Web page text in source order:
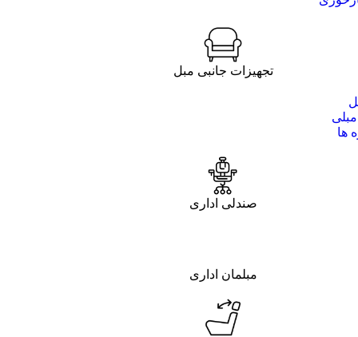
تجهیزات جانبی مبل
ها
صندلی اداری
مبلمان اداری